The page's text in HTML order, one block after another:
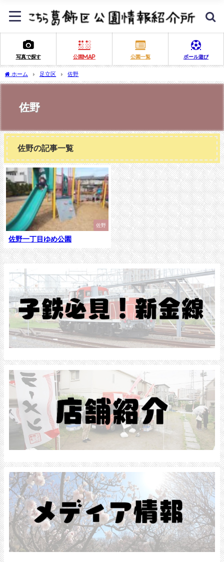
写真で探す 公園MAP 公園一覧 ボール遊び
ホーム 足立区 佐野
佐野
佐野の記事一覧
佐野
佐野一丁目ゆめ公園